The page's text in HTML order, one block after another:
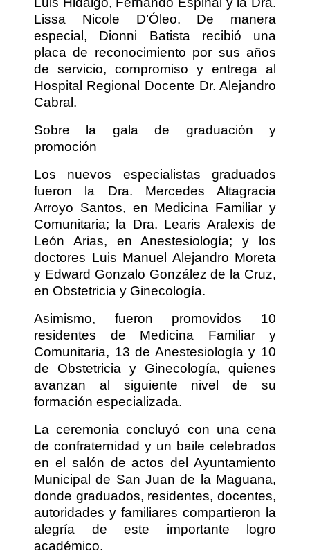
Lissa Nicole D’Óleo. De manera
especial, Dionni Batista recibió una
placa de reconocimiento por sus años
de servicio, compromiso y entrega al
Hospital Regional Docente Dr. Alejandro
Cabral.
Sobre la gala de graduación y
promoción
Los nuevos especialistas graduados
fueron la Dra. Mercedes Altagracia
Arroyo Santos, en Medicina Familiar y
Comunitaria; la Dra. Learis Aralexis de
León Arias, en Anestesiología; y los
doctores Luis Manuel Alejandro Moreta
y Edward Gonzalo González de la Cruz,
en Obstetricia y Ginecología.
Asimismo, fueron promovidos 10
residentes de Medicina Familiar y
Comunitaria, 13 de Anestesiología y 10
de Obstetricia y Ginecología, quienes
avanzan al siguiente nivel de su
formación especializada.
La ceremonia concluyó con una cena
de confraternidad y un baile celebrados
en el salón de actos del Ayuntamiento
Municipal de San Juan de la Maguana,
donde graduados, residentes, docentes,
autoridades y familiares compartieron la
alegría de este importante logro
académico.